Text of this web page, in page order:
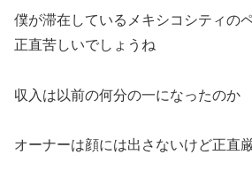
僕が滞在しているメキシコシティの
正直苦しいでしょうね
収入は以前の何分の一になったのか
オーナーは顔には出さないけど正直